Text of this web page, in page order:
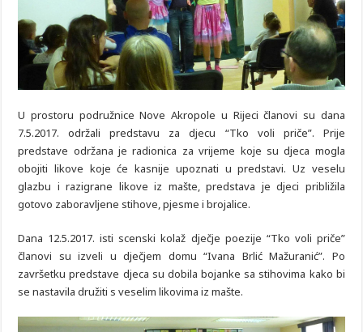
U prostoru podružnice Nove Akropole u Rijeci članovi su dana
7.5.2017. održali predstavu za djecu “Tko voli priče”. Prije
predstave održana je radionica za vrijeme koje su djeca mogla
obojiti likove koje će kasnije upoznati u predstavi. Uz veselu
glazbu i razigrane likove iz mašte, predstava je djeci približila
gotovo zaboravljene stihove, pjesme i brojalice.
Dana 12.5.2017. isti scenski kolaž dječje poezije “Tko voli priče”
članovi su izveli u dječjem domu “Ivana Brlić Mažuranić”. Po
završetku predstave djeca su dobila bojanke sa stihovima kako bi
se nastavila družiti s veselim likovima iz mašte.